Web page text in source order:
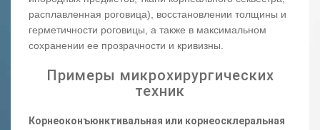
расплавленная роговица), восстановлении толщины и
герметичности роговицы, а также в максимальном
сохранении ее прозрачности и кривизны.
Примеры микрохирургических
техник
Корнеоконъюнктивальная или корнеосклеральная